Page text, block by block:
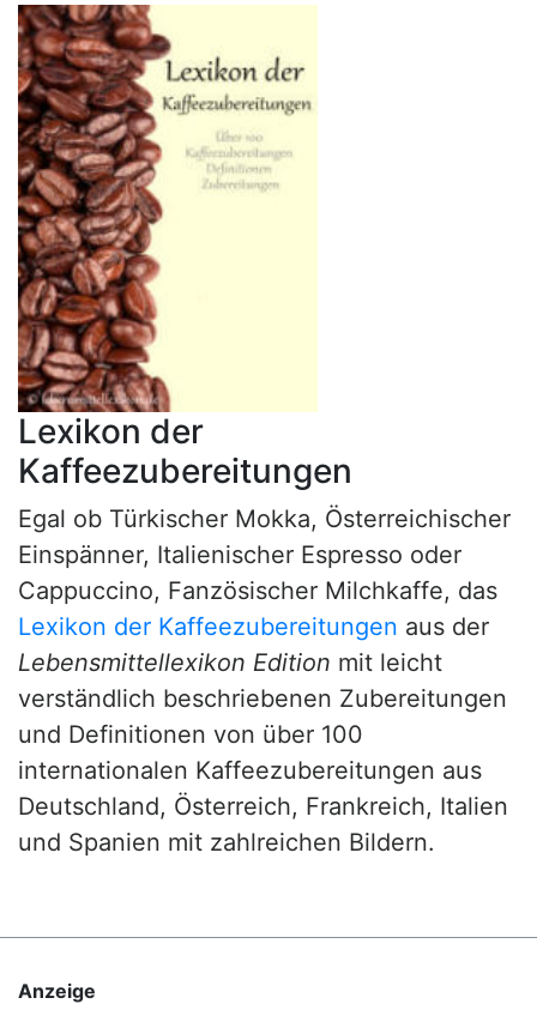
Lexikon der
Kaffeezubereitungen
Egal ob Türkischer Mokka, Österreichischer
Einspänner, Italienischer Espresso oder
Cappuccino, Fanzösischer Milchkaffe, das
Lexikon der Kaffeezubereitungen aus der
Lebensmittellexikon Edition mit leicht
verständlich beschriebenen Zubereitungen
und Definitionen von über 100
internationalen Kaffeezubereitungen aus
Deutschland, Österreich, Frankreich, Italien
und Spanien mit zahlreichen Bildern.
Anzeige